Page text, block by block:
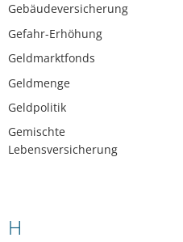
Gebäudeversicherung
Gefahr-Erhöhung
Geldmarktfonds
Geldmenge
Geldpolitik
Gemischte
Lebensversicherung
H